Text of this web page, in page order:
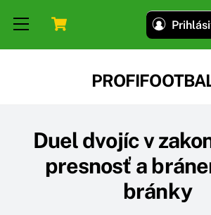
Menu
Duel dvojíc v
presnosť a
bránky